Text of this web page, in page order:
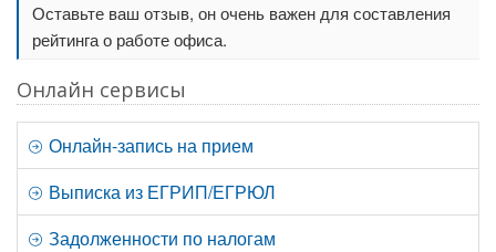
Оставьте ваш отзыв, он очень важен для составления
рейтинга о работе офиса.
Онлайн сервисы
Онлайн-запись на прием
Выписка из ЕГРИП/ЕГРЮЛ
Задолженности по налогам